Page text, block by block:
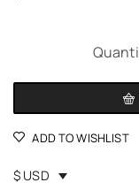
ADD TO WISHLIST
$ USD